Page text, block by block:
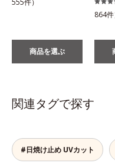
555件）
商品を選ぶ
864件
関連タグで探す
#日焼け止め UVカット